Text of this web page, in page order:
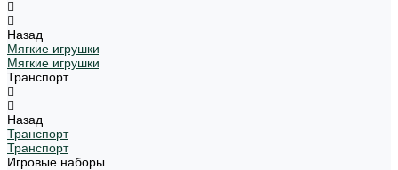
Назад
Мягкие игрушки
Мягкие игрушки
Транспорт
Назад
Транспорт
Транспорт
Игровые наборы